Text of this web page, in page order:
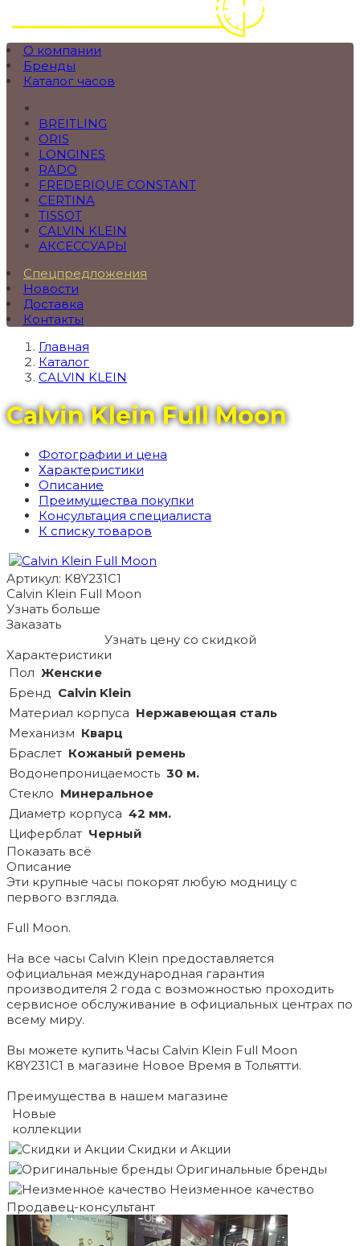
О компании
Бренды
Каталог часов
BREITLING
ORIS
LONGINES
RADO
FREDERIQUE CONSTANT
CERTINA
TISSOT
CALVIN KLEIN
АКСЕССУАРЫ
Спецпредложения
Новости
Доставка
Контакты
Главная
Каталог
CALVIN KLEIN
Calvin Klein Full Moon
Фотографии и цена
Характеристики
Описание
Преимущества покупки
Консультация специалиста
К списку товаров
Артикул: K8Y231C1
Calvin Klein Full Moon
Узнать больше
Заказать
Узнать цену со скидкой
Характеристики
Пол Женские
Бренд Calvin Klein
Материал корпуса Hержавеющая сталь
Механизм Кварц
Браслет Кожаный ремень
Водонепроницаемость 30 м.
Стекло Минеральное
Диаметр корпуса 42 мм.
Циферблат Черный
Показать всё
Описание
Эти крупные часы покорят любую модницу с
первого взгляда.
Full Moon.
На все часы Calvin Klein предоставляется
официальная международная гарантия
производителя 2 года с возможностью проходить
сервисное обслуживание в официальных центрах по
всему миру.
Вы можете купить Часы Calvin Klein Full Moon
K8Y231C1 в магазине Новое Время в Тольятти.
Преимущества в нашем магазине
Новые
коллекции
Скидки и Акции
Оригинальные бренды
Неизменное качество
Продавец-консультант